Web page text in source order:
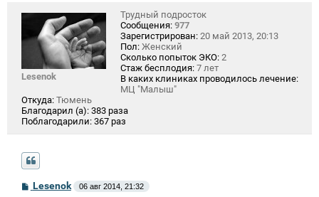
Lesenok
Трудный подросток
Сообщения: 977
Зарегистрирован: 20 май 2013, 20:13
Пол: Женский
Сколько попыток ЭКО: 2
Стаж бесплодия: 7 лет
В каких клиниках проводилось лечение:
МЦ "Малыш"
Откуда: Тюмень
Благодарил (а): 383 раза
Поблагодарили: 367 раз
СLesenok 06 авг 2014, 21:32